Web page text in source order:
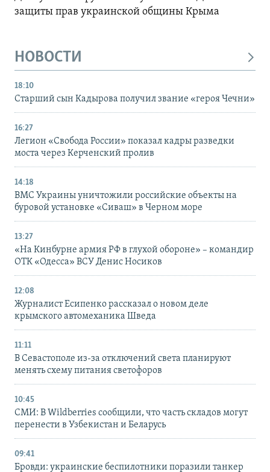
защиты прав украинской общины Крыма
НОВОСТИ
18:10
Старший сын Кадырова получил звание «героя Чечни»
16:27
Легион «Свобода России» показал кадры разведки
моста через Керченский пролив
14:18
ВМС Украины уничтожили российские объекты на
буровой установке «Сиваш» в Черном море
13:27
«На Кинбурне армия РФ в глухой обороне» – командир
ОТК «Одесса» ВСУ Денис Носиков
12:08
Журналист Есипенко рассказал о новом деле
крымского автомеханика Шведа
11:11
В Севастополе из-за отключений света планируют
менять схему питания светофоров
10:45
СМИ: В Wildberries сообщили, что часть складов могут
перенести в Узбекистан и Беларусь
09:41
Бровди: украинские беспилотники поразили танкер